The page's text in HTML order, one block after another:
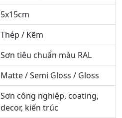
5x15cm
Thép / Kẽm
Sơn tiêu chuẩn màu RAL
Matte / Semi Gloss / Gloss
Sơn công nghiệp, coating,
decor, kiến trúc